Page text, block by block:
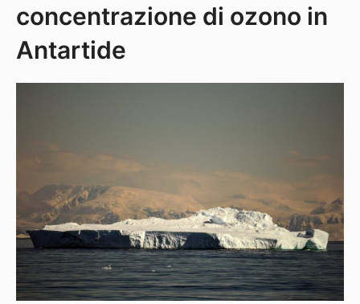
concentrazione di ozono in
Antartide